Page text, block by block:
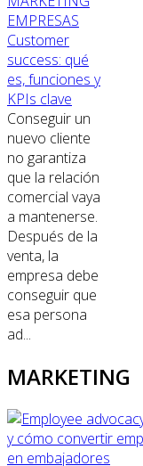
EMPRESAS
Customer
success: qué
es, funciones y
KPIs clave
Conseguir un
nuevo cliente
no garantiza
que la relación
comercial vaya
a mantenerse.
Después de la
venta, la
empresa debe
conseguir que
esa persona
ad...
MARKETING